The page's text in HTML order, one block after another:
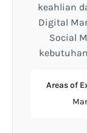
keahlian
Digital
Social
Areas of